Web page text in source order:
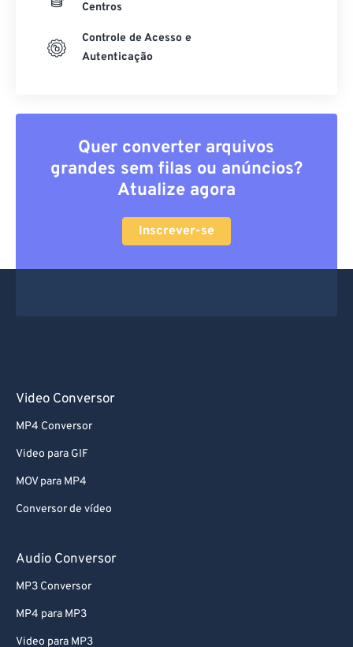
Centros
Controle de Acesso e
Autenticação
Quer converter arquivos
grandes sem filas ou anúncios?
Atualize agora
Inscrever-se
Video Conversor
MP4 Conversor
Video para GIF
MOV para MP4
Conversor de vídeo
Audio Conversor
MP3 Conversor
MP4 para MP3
Video para MP3